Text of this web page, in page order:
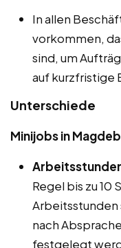
In allen
vorkommen,
sind, um
auf kurzfristige
Unterschiede
Minijobs in
Regel bis zu 10
Arbeitsstunden
nach
festgelegt